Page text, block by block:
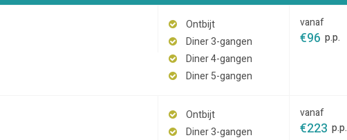
Ontbijt
Diner 3-gangen
Diner 4-gangen
Diner 5-gangen
vanaf
€96 p.p.
Ontbijt
Diner 3-gangen
vanaf
€223 p.p.